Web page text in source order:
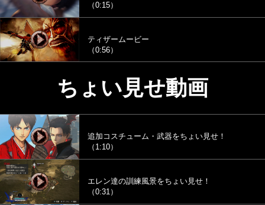
（0:15）
ティザームービー
（0:56）
ちょい見せ動画
追加コスチューム・武器をちょい見せ！
（1:10）
エレン達の訓練風景をちょい見せ！
（0:31）